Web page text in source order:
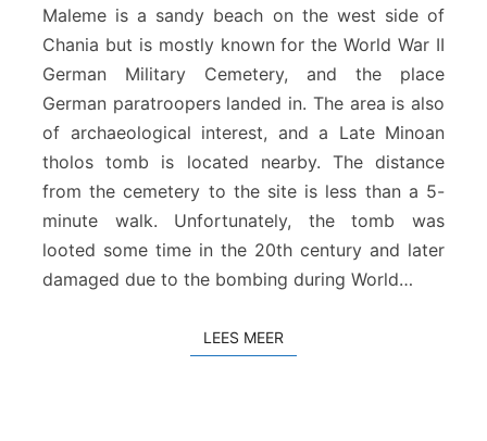
m
S
t
r
a
n
Maleme is a sandy beach on the west side of
Chania but is mostly known for the World War II
German Military Cemetery, and the place
German paratroopers landed in. The area is also
of archaeological interest, and a Late Minoan
tholos tomb is located nearby. The distance
from the cemetery to the site is less than a 5-
minute walk. Unfortunately, the tomb was
looted some time in the 20th century and later
damaged due to the bombing during World…
LEES MEER